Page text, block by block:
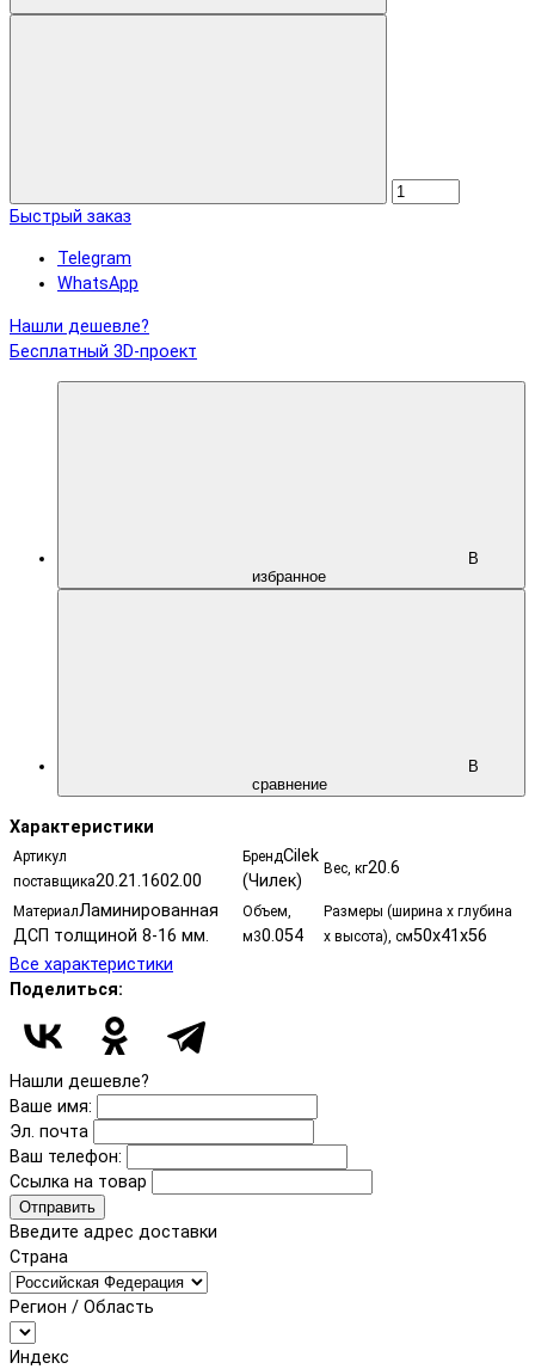
Быстрый заказ
Telegram
WhatsApp
Нашли дешевле?
Бесплатный 3D-проект
В
избранное
В
сравнение
Характеристики
Артикул
поставщика20.21.1602.00
БрендCilek
(Чилек)
Вес, кг20.6
МатериалЛаминированная
ДСП толщиной 8-16 мм.
Объем,
м30.054
Размеры (ширина х глубина
х высота), см50х41х56
Все характеристики
Поделиться:
Нашли дешевле?
Ваше имя:
Эл. почта
Ваш телефон:
Ссылка на товар
Отправить
Введите адрес доставки
Страна
Регион / Область
Индекс